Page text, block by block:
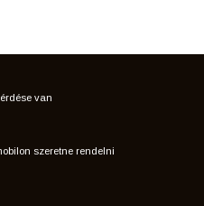
van
szeretne rendelni